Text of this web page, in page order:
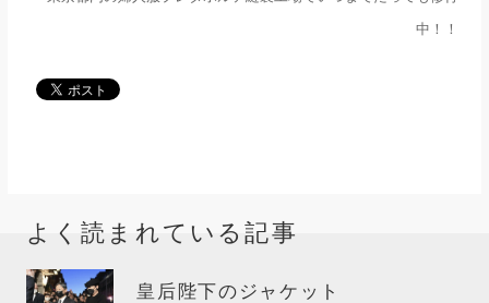
中！！
よく読まれている記事
皇后陛下のジャケット